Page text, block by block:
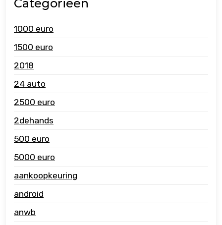
Categorieën
1000 euro
1500 euro
2018
24 auto
2500 euro
2dehands
500 euro
5000 euro
aankoopkeuring
android
anwb